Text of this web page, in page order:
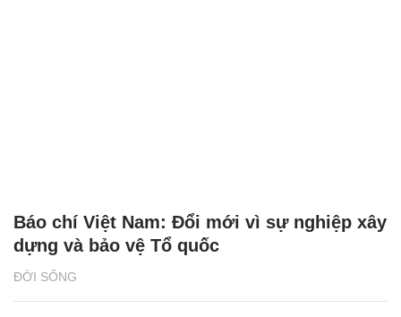
ĐỜI SỐNG
Báo chí Việt Nam: Đổi mới vì sự nghiệp xây
dựng và bảo vệ Tổ quốc